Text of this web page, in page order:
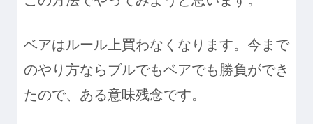
ベアはルール上買わなくなります。今まで
のやり方ならブルでもベアでも勝負ができ
たので、ある意味残念です。